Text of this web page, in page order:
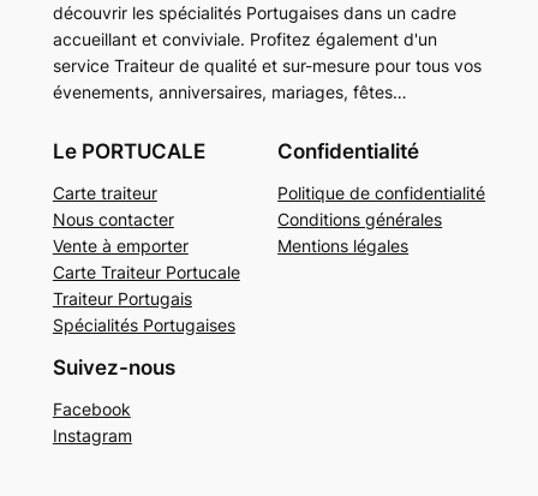
découvrir les spécialités Portugaises dans un cadre
accueillant et conviviale. Profitez également d'un
service Traiteur de qualité et sur-mesure pour tous vos
évenements, anniversaires, mariages, fêtes…
Le PORTUCALE
Carte traiteur
Nous contacter
Vente à emporter
Carte Traiteur Portucale
Traiteur Portugais
Spécialités Portugaises
Confidentialité
Politique de confidentialité
Conditions générales
Mentions légales
Suivez-nous
Facebook
Instagram